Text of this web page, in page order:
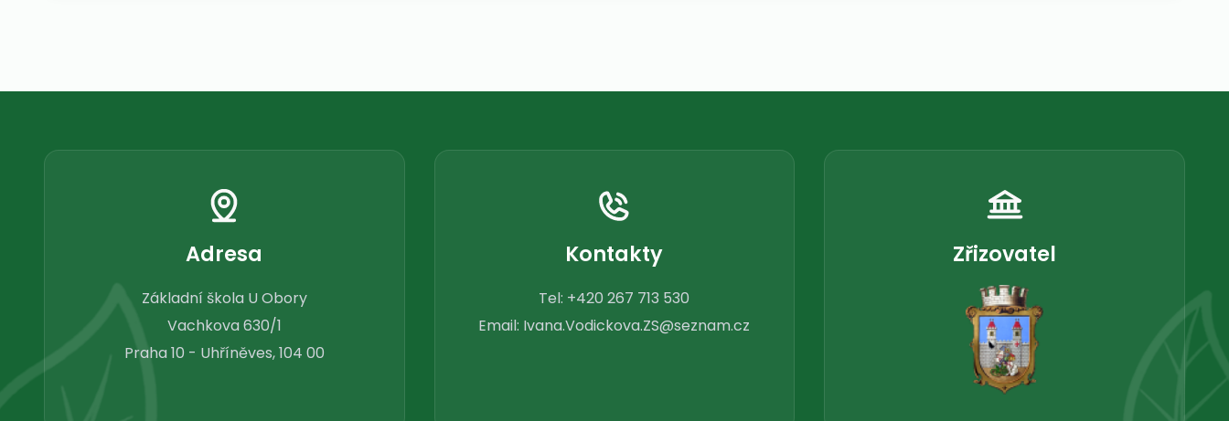
Adresa
Základní škola U Obory
Vachkova 630/1
Praha 10 - Uhříněves, 104 00
Kontakty
Tel: +420 267 713 530
Email: Ivana.Vodickova.ZS@seznam.cz
Zřizovatel